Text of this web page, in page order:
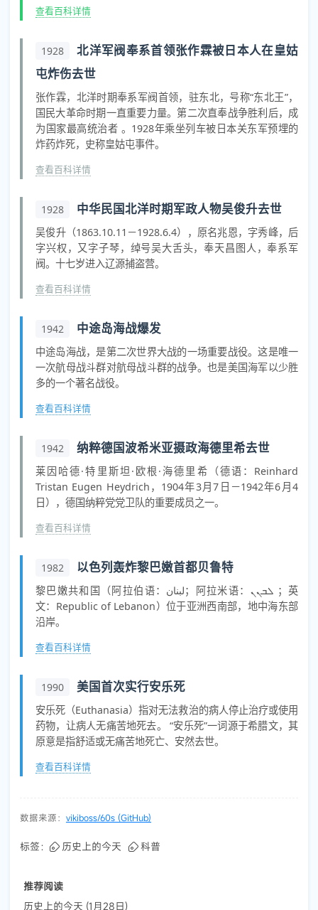
查看百科详情
1928
北洋军阀奉系首领张作霖被日本人在皇姑
屯炸伤去世
张作霖，北洋时期奉系军阀首领，驻东北，号称“东北王”，
国民大革命时期一直重要力量。第二次直奉战争胜利后，成
为国家最高统治者 。1928年乘坐列车被日本关东军预埋的
炸药炸死，史称皇姑屯事件。
查看百科详情
1928 中华民国北洋时期军政人物吴俊升去世
吴俊升（1863.10.11－1928.6.4），原名兆恩，字秀峰，后
字兴权，又字子琴，绰号吴大舌头，奉天昌图人，奉系军
阀。十七岁进入辽源捕盗营。
查看百科详情
1942 中途岛海战爆发
中途岛海战，是第二次世界大战的一场重要战役。这是唯一
一次航母战斗群对航母战斗群的战争。也是美国海军以少胜
多的一个著名战役。
查看百科详情
1942 纳粹德国波希米亚摄政海德里希去世
莱因哈德·特里斯坦·欧根·海德里希（德语：Reinhard
Tristan Eugen Heydrich，1904年3月7日－1942年6月4
日），德国纳粹党党卫队的重要成员之一。
查看百科详情
1982 以色列轰炸黎巴嫩首都贝鲁特
黎巴嫩共和国（阿拉伯语：لبنان；阿拉米语：ܠܒܢܢ ；英
文：Republic of Lebanon）位于亚洲西南部，地中海东部
沿岸。
查看百科详情
1990 美国首次实行安乐死
安乐死（Euthanasia）指对无法救治的病人停止治疗或使用
药物，让病人无痛苦地死去。 “安乐死”一词源于希腊文，其
原意是指舒适或无痛苦地死亡、安然去世。
查看百科详情
数据来源： vikiboss/60s (GitHub)
标签： 历史上的今天 科普
推荐阅读
历史上的今天 (1月28日)